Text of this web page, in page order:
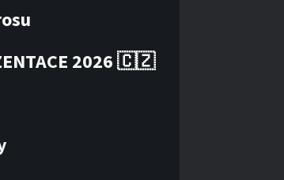
2026 🇨🇿